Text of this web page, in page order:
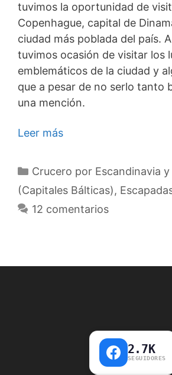
tuvimos la oportunidad de
Copenhague, capital de
ciudad más poblada del país.
tuvimos ocasión de visitar los
emblemáticos de la ciudad y
que a pesar de no serlo tanto
una mención.
Leer más
Categorías
Crucero por Escandinavia y
(Capitales Bálticas),
12 comentarios
2.7K
SEGUIDORES